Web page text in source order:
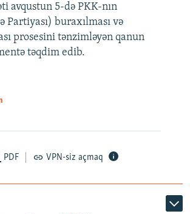
240p 360p 480p
720p 1080p
360p
480p
avqustun 5-də PKK-nın
Partiyası) buraxılması və
prosesini tənzimləyən qanun
təqdim edib.
PDF VPN-siz açmaq